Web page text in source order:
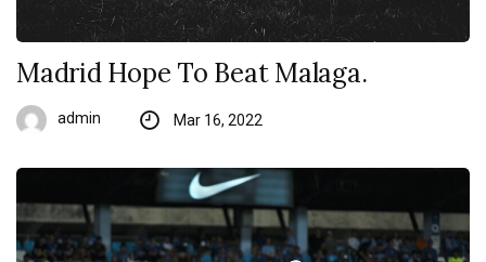
Madrid Hope To Beat Malaga.
admin Mar 16, 2022